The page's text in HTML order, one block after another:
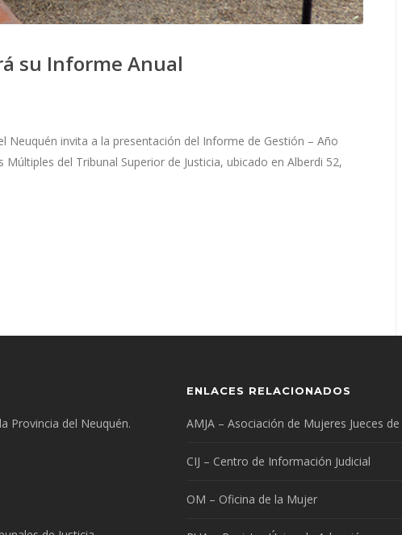
su Informe Anual
Neuquén invita a la presentación del Informe de Gestión – Año
del Tribunal Superior de Justicia, ubicado en Alberdi 52,
Provincia del Neuquén.
ENLACES RELACIONADOS
AMJA – Asociación de Mujeres Jueces
CIJ – Centro de Información Judicial
OM – Oficina de la Mujer